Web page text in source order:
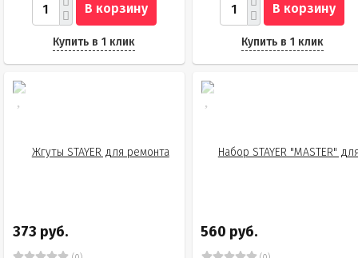
В корзину
Купить в 1 клик
В корзину
Купить в 1 клик
373 руб. 560 руб.